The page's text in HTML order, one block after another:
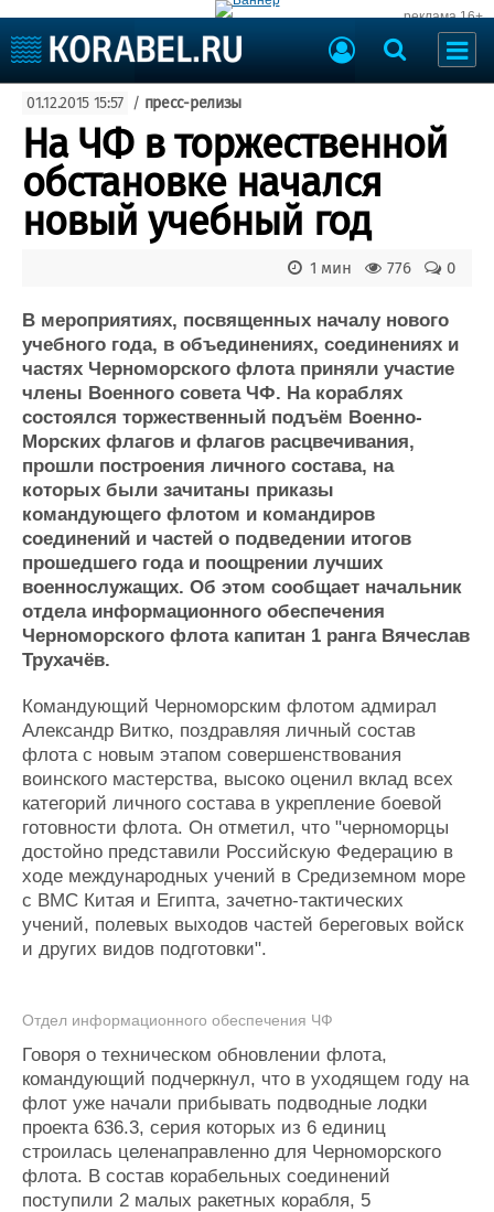
реклама 16+
Судоходство
Судоремонт
События
Пресс-релизы
Порты
ВМФ
Судостроение
Пульс
Новости
Репутация
Работа
Крюинг
Журнал
Реклама
Торговая площадка
Доска объявлений
Продажа флота
Оборудование
Изделия
Материалы
Услуги
Конференции
Выставки и семинары
Личности
Флот
Галерея флота
Все службы
01.12.2015 15:57 / пресс-релизы
На ЧФ в торжественной
обстановке начался
новый учебный год
0
776
1 мин
В мероприятиях, посвященных началу нового
учебного года, в объединениях, соединениях и
частях Черноморского флота приняли участие
члены Военного совета ЧФ. На кораблях
состоялся торжественный подъём Военно-
Морских флагов и флагов расцвечивания,
прошли построения личного состава, на
которых были зачитаны приказы
командующего флотом и командиров
соединений и частей о подведении итогов
прошедшего года и поощрении лучших
военнослужащих. Об этом сообщает начальник
отдела информационного обеспечения
Черноморского флота капитан 1 ранга Вячеслав
Трухачёв.
Командующий Черноморским флотом адмирал
Александр Витко, поздравляя личный состав
флота с новым этапом совершенствования
воинского мастерства, высоко оценил вклад всех
категорий личного состава в укрепление боевой
готовности флота. Он отметил, что "черноморцы
достойно представили Российскую Федерацию в
ходе международных учений в Средиземном море
с ВМС Китая и Египта, зачетно-тактических
учений, полевых выходов частей береговых войск
и других видов подготовки".
Отдел информационного обеспечения ЧФ
Говоря о техническом обновлении флота,
командующий подчеркнул, что в уходящем году на
флот уже начали прибывать подводные лодки
проекта 636.3, серия которых из 6 единиц
строилась целенаправленно для Черноморского
флота. В состав корабельных соединений
поступили 2 малых ракетных корабля, 5